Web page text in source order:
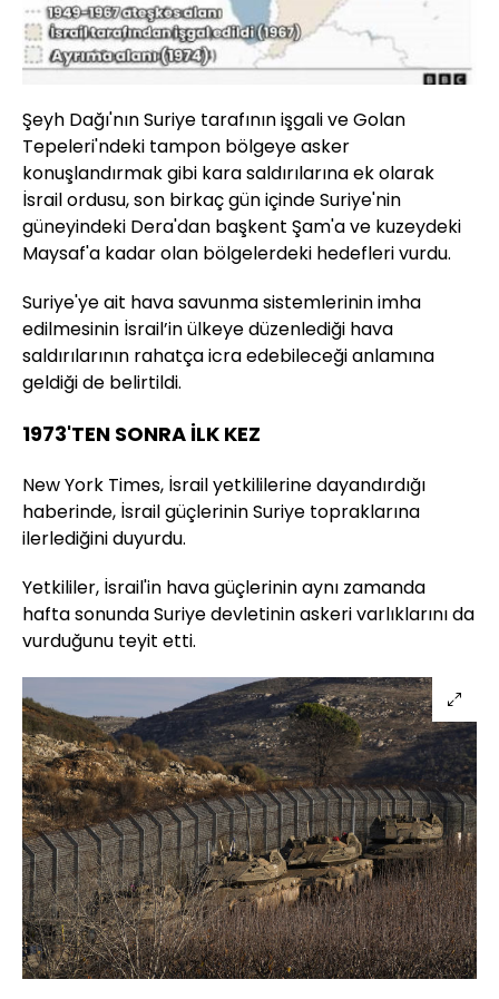
Şeyh Dağı'nın Suriye tarafının işgali ve Golan
Tepeleri'ndeki tampon bölgeye asker
konuşlandırmak gibi kara saldırılarına ek olarak
İsrail ordusu, son birkaç gün içinde Suriye'nin
güneyindeki Dera'dan başkent Şam'a ve kuzeydeki
Maysaf'a kadar olan bölgelerdeki hedefleri vurdu.
Suriye'ye ait hava savunma sistemlerinin imha
edilmesinin İsrail’in ülkeye düzenlediği hava
saldırılarının rahatça icra edebileceği anlamına
geldiği de belirtildi.
1973'TEN SONRA İLK KEZ
New York Times, İsrail yetkililerine dayandırdığı
haberinde, İsrail güçlerinin Suriye topraklarına
ilerlediğini duyurdu.
Yetkililer, İsrail'in hava güçlerinin aynı zamanda
hafta sonunda Suriye devletinin askeri varlıklarını da
vurduğunu teyit etti.